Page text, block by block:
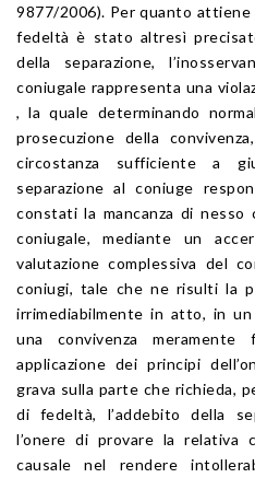
9877/2006). Per quanto attiene
fedeltà è stato altresì
della separazione,
coniugale rappresenta una
, la quale determinando
prosecuzione della
circostanza sufficiente a
separazione al coniuge
constati la mancanza di
coniugale, mediante un
valutazione complessiva del
coniugi, tale che ne risulti la
irrimediabilmente in atto, in
una convivenza meramente
applicazione dei principi
grava sulla parte che richieda,
di fedeltà, l’addebito della
l’onere di provare la relativa
causale nel rendere